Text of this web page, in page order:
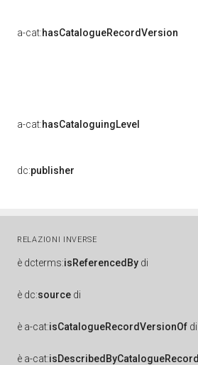
a-cat:hasCatalogueRecordVersion
a-cat:hasCataloguingLevel
dc:publisher
RELAZIONI INVERSE
è dcterms:isReferencedBy di
è dc:source di
è a-cat:isCatalogueRecordVersionOf di
è a-cat:isDescribedByCatalogueRecord